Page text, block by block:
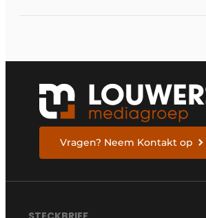
Vragen? Neem Kontakt op